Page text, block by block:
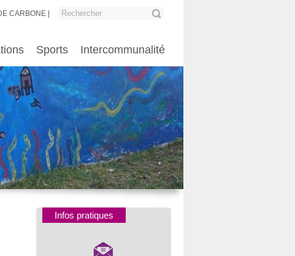
CARBONE
Sports Intercommunalité
Infos pratiques